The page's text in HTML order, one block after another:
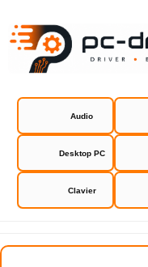
Audio
Desktop PC
Clavier